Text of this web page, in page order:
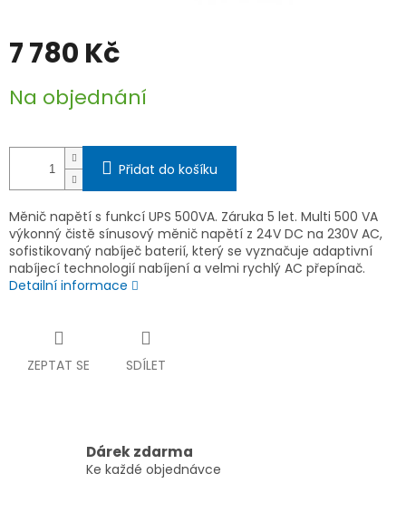
7 780 Kč
cena:
Na objednání
Přidat do košíku
Měnič napětí s funkcí UPS 500VA. Záruka 5 let. Multi 500 VA
výkonný čistě sínusový měnič napětí z 24V DC na 230V AC,
sofistikovaný nabíječ baterií, který se vyznačuje adaptivní
nabíjecí technologií nabíjení a velmi rychlý AC přepínač.
Detailní informace
ZEPTAT SE SDÍLET
Dárek zdarma
Ke každé objednávce